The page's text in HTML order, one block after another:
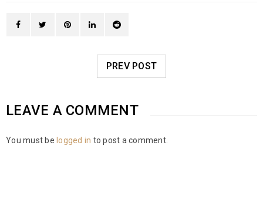
PREV POST
LEAVE A COMMENT
You must be logged in to post a comment.